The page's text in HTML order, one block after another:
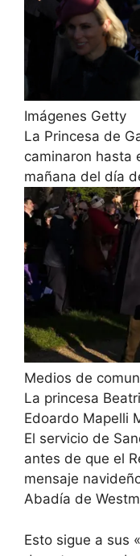
Imágenes Getty
La Princesa de
caminaron hasta
mañana del día
Medios de
La princesa
Edoardo Mapelli
El servicio de
antes de que el
mensaje
Abadía de
Esto sigue a sus